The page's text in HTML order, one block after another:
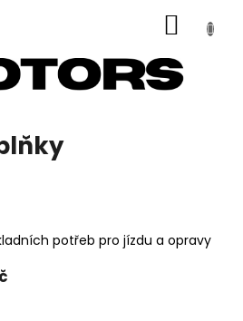
potřeb pro jízdu a opravy